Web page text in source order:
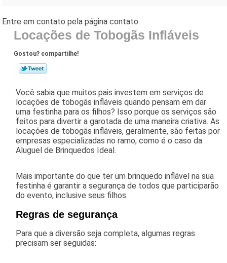
Locações de Tobogãs Infláveis
Gostou? compartilhe!
Você sabia que muitos pais investem em serviços de
locações de tobogãs infláveis quando pensam em dar
uma festinha para os filhos? Isso porque os serviços são
feitos para divertir a garotada de uma maneira criativa. As
locações de tobogãs infláveis, geralmente, são feitas por
empresas especializadas no ramo, como é o caso da
Aluguel de Brinquedos Ideal.
Mais importante do que ter um brinquedo inflável na sua
festinha é garantir a segurança de todos que participarão
do evento, inclusive seus filhos.
Regras de segurança
Para que a diversão seja completa, algumas regras
precisam ser seguidas: